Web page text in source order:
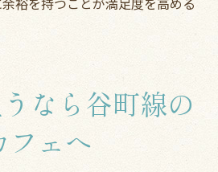
なら谷町線の
フェへ